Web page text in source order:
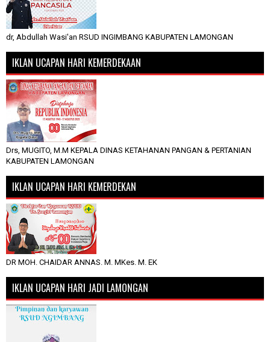
dr, Abdullah Wasi'an RSUD INGIMBANG KABUPATEN LAMONGAN
IKLAN UCAPAN HARI KEMERDEKAAN
Drs, MUGITO, M.M KEPALA DINAS KETAHANAN PANGAN & PERTANIAN
KABUPATEN LAMONGAN
IKLAN UCAPAN HARI KEMERDEKAN
DR MOH. CHAIDAR ANNAS. M. MKes. M. EK
IKLAN UCAPAN HARI JADI LAMONGAN